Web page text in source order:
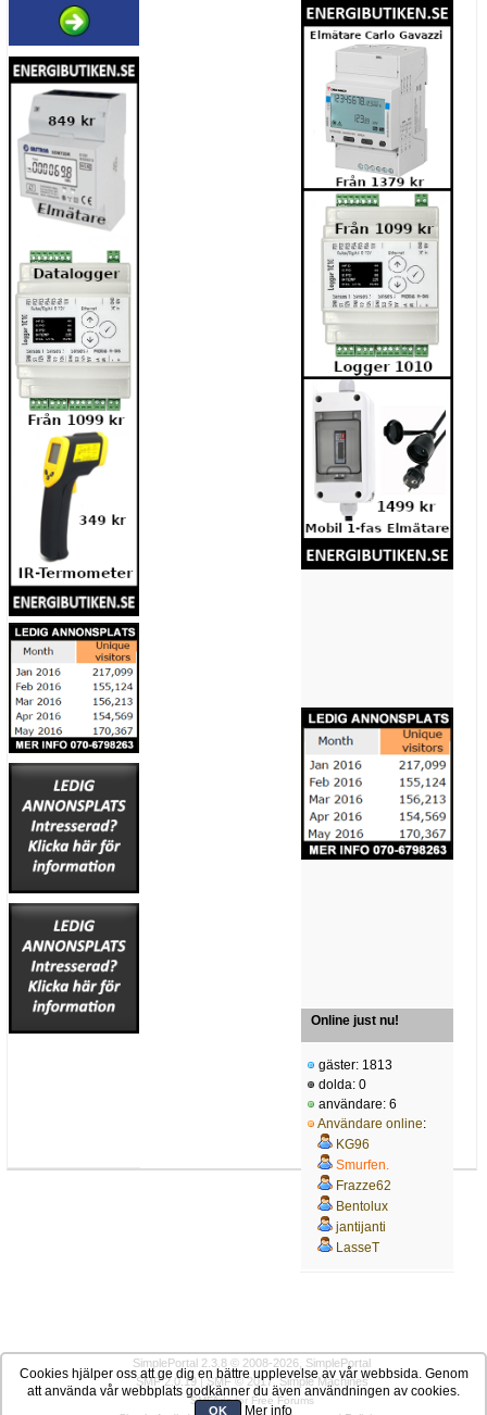
Online just nu!
gäster: 1813
dolda: 0
användare: 6
Användare online:
KG96
Smurfen.
Frazze62
Bentolux
jantijanti
LasseT
SimplePortal 2.3.8 © 2008-2026, SimplePortal
SMF 2.0.19|SMF © 2017,Simple Machines
SMFAdsfor Free Forums
Cookies hjälper oss att ge dig en bättre upplevelse av vår webbsida. Genom
att använda vår webbplats godkänner du även användningen av cookies.
OK Mer info